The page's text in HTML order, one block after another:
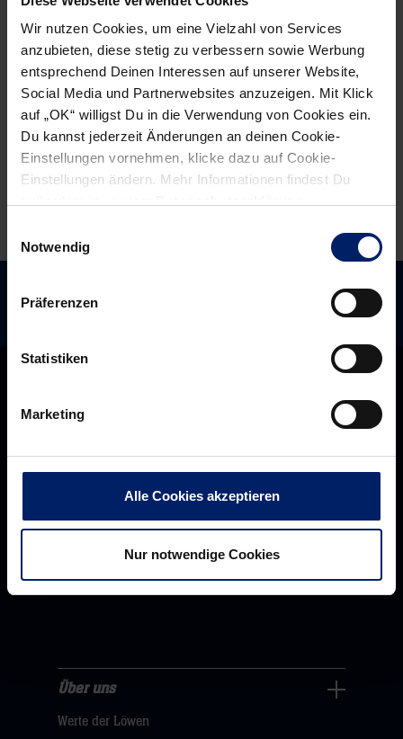
Wir nutzen Cookies, um eine Vielzahl von Services
anzubieten, diese stetig zu verbessern sowie Werbung
entsprechend Deinen Interessen auf unserer Website,
Social Media und Partnerwebsites anzuzeigen. Mit Klick
auf „OK“ willigst Du in die Verwendung von Cookies ein.
Du kannst jederzeit Änderungen an deinen Cookie-
Einstellungen vornehmen, klicke dazu auf Cookie-
Einstellungen ändern. Mehr Informationen findest Du
Notwendig
Präferenzen
Statistiken
Marketing
Alle Cookies akzeptieren
Nur notwendige Cookies
Gier
(MM)
Trainer
ist
gekommen,
um
etwas
zu
gewinnen
Rhein-Neckar Löwen GmbH
uns
Über uns
Werte der Löwen